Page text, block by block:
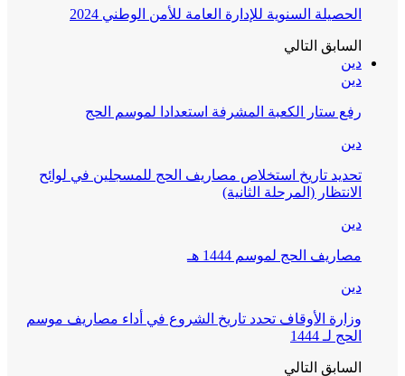
الحصيلة السنوية للإدارة العامة للأمن الوطني 2024
السابق التالي
دين
دين
رفع ستار الكعبة المشرفة استعدادا لموسم الحج
دين
تحديد تاريخ استخلاص مصاريف الحج للمسجلين في لوائح
الانتظار (المرحلة الثانية)
دين
مصاريف الحج لموسم 1444 هـ
دين
وزارة الأوقاف تحدد تاريخ الشروع في أداء مصاريف موسم
الحج لـ 1444
السابق التالي